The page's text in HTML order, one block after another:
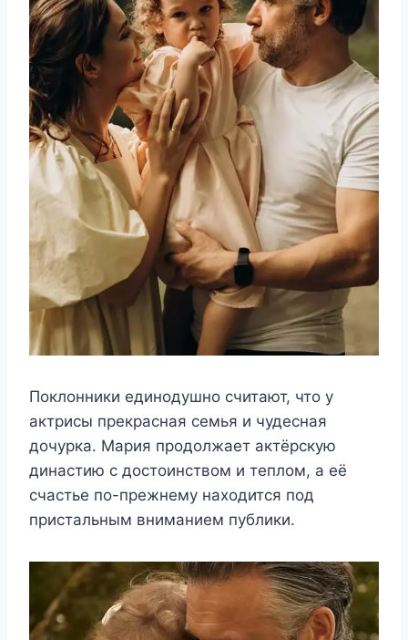
Поклонники единодушно считают, что у
актрисы прекрасная семья и чудесная
дочурка. Мария продолжает актёрскую
династию с достоинством и теплом, а её
счастье по-прежнему находится под
пристальным вниманием публики.